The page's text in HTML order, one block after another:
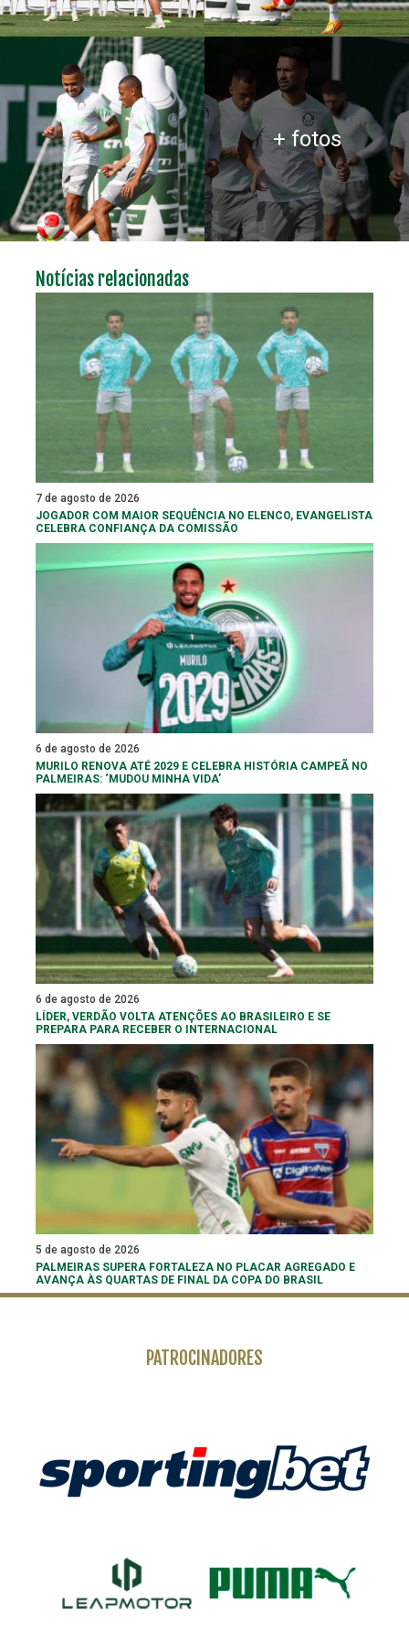
+ fotos
Notícias relacionadas
7 de agosto de 2026
JOGADOR COM MAIOR SEQUÊNCIA NO ELENCO, EVANGELISTA
CELEBRA CONFIANÇA DA COMISSÃO
6 de agosto de 2026
MURILO RENOVA ATÉ 2029 E CELEBRA HISTÓRIA CAMPEÃ NO
PALMEIRAS: ‘MUDOU MINHA VIDA’
6 de agosto de 2026
LÍDER, VERDÃO VOLTA ATENÇÕES AO BRASILEIRO E SE
PREPARA PARA RECEBER O INTERNACIONAL
5 de agosto de 2026
PALMEIRAS SUPERA FORTALEZA NO PLACAR AGREGADO E
AVANÇA ÀS QUARTAS DE FINAL DA COPA DO BRASIL
PATROCINADORES